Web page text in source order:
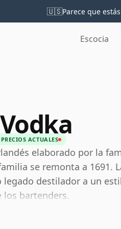
🇺🇸Parece que
Escocia
PRECIOS ACTUALES
elaborado por la
se remonta a 1691.
legado destilador a un
bartenders.